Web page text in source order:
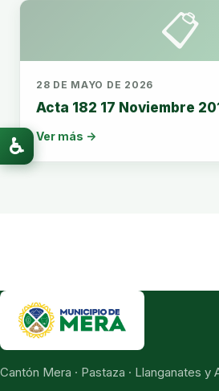
📋
28 DE MAYO DE 2026
Acta 182 17 Noviembre
Ver más →
Cantón Mera · Pastaza · Llanganates y
♿